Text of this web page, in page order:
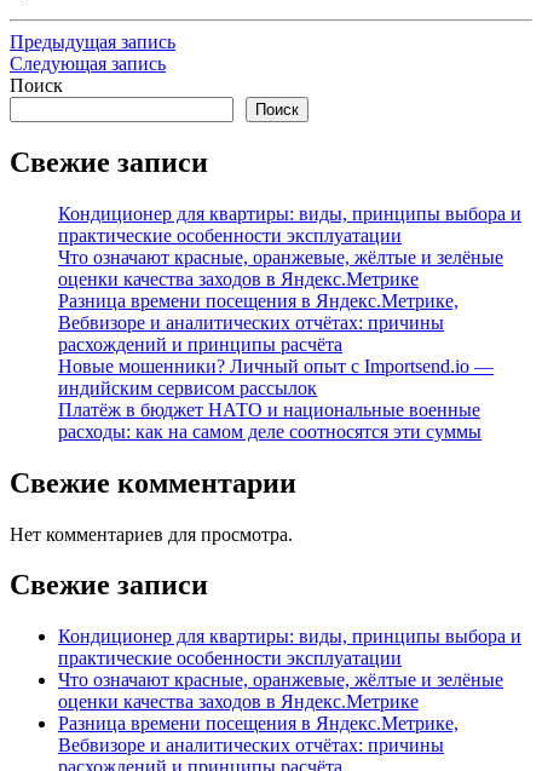
Навигация
по
Предыдущая
запись
Предыдущая запись
Следующая
запись
Следующая запись
Поиск
Поиск
Свежие записи
Кондиционер для квартиры: виды, принципы выбора и
практические особенности эксплуатации
Что означают красные, оранжевые, жёлтые и зелёные
оценки качества заходов в Яндекс.Метрике
Разница времени посещения в Яндекс.Метрике,
Вебвизоре и аналитических отчётах: причины
расхождений и принципы расчёта
Новые мошенники? Личный опыт с Importsend.io —
индийским сервисом рассылок
Платёж в бюджет НАТО и национальные военные
расходы: как на самом деле соотносятся эти суммы
Свежие комментарии
Нет комментариев для просмотра.
Свежие записи
Кондиционер для квартиры: виды, принципы выбора и
практические особенности эксплуатации
Что означают красные, оранжевые, жёлтые и зелёные
оценки качества заходов в Яндекс.Метрике
Разница времени посещения в Яндекс.Метрике,
Вебвизоре и аналитических отчётах: причины